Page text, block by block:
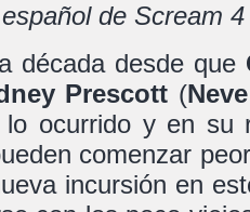
de Scream
década desde que
Prescott (
lo ocurrido y en
comenzar
incursión en